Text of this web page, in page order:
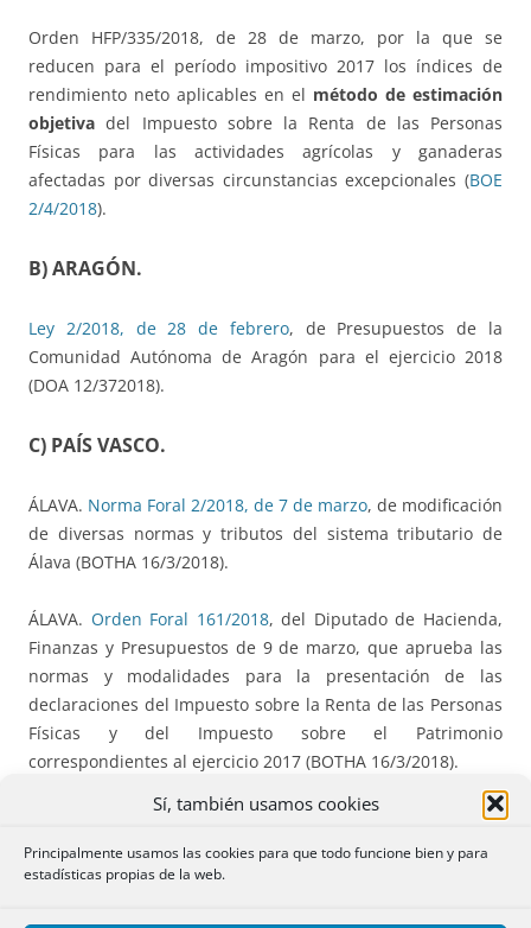
Sí, también usamos cookies
Principalmente usamos las cookies para que todo funcione bien y para
estadísticas propias de la web.
Orden HFP/335/2018, de 28 de marzo, por la que se
reducen para el período impositivo 2017 los índices de
rendimiento neto aplicables en el método de estimación
objetiva del Impuesto sobre la Renta de las Personas
Físicas para las actividades agrícolas y ganaderas
afectadas por diversas circunstancias excepcionales (BOE
2/4/2018).
B) ARAGÓN.
Ley 2/2018, de 28 de febrero, de Presupuestos de la
Comunidad Autónoma de Aragón para el ejercicio 2018
(DOA 12/372018).
C) PAÍS VASCO.
ÁLAVA. Norma Foral 2/2018, de 7 de marzo, de modificación
de diversas normas y tributos del sistema tributario de
Álava (BOTHA 16/3/2018).
ÁLAVA. Orden Foral 161/2018, del Diputado de Hacienda,
Finanzas y Presupuestos de 9 de marzo, que aprueba las
normas y modalidades para la presentación de las
declaraciones del Impuesto sobre la Renta de las Personas
Físicas y del Impuesto sobre el Patrimonio
correspondientes al ejercicio 2017 (BOTHA 16/3/2018).
DECRETO FORAL NORMATIVO 1/2018, de 20 de
febrero, por el que se modifica la Norma Foral 7/1994, de 9
de noviembre, del Impuesto sobre el Valor Añadido (BOV